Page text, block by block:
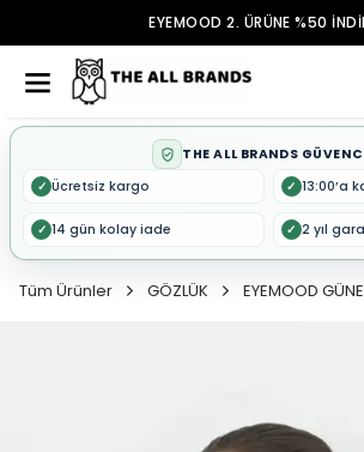
EYEMOOD 2. ÜRÜNE %50
THE ALL BRANDS
✓ Ücretsiz kargo ✓ 13:00’a
✓ 14 gün kolay iade ✓ 2 yıl
Tüm Ürünler GÖZLÜK EYEMOOD